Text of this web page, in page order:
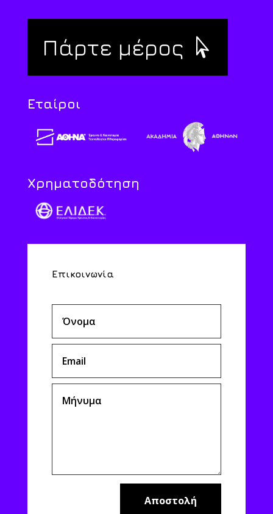
Πάρτε μέρος
Εταίροι
Χρηματοδότηση
Επικοινωνία
Αποστολή